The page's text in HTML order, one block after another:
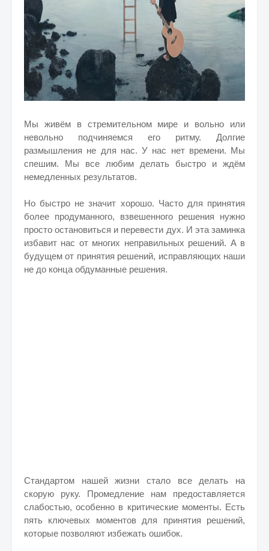
Мы живём в стремительном мире и вольно или
невольно подчиняемся его ритму. Долгие
размышления не для нас. У нас нет времени. Мы
спешим. Мы все любим делать быстро и ждём
немедленных результатов.
Но быстро не значит хорошо. Часто для принятия
более продуманного, взвешенного решения нужно
просто остановиться и перевести дух. И эта заминка
избавит нас от многих неправильных решений. А в
будущем от принятия решений, исправляющих наши
не до конца обдуманные решения.
Стандартом нашей жизни стало все делать на
скорую руку. Промедление нам предоставляется
слабостью, особенно в критические моменты. Есть
пять ключевых моментов для принятия решений,
которые позволяют избежать ошибок.